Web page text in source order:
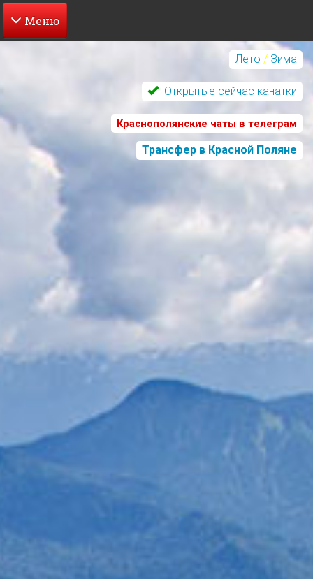
Перейти
содержанию
Лето / Зима
Открытые сейчас канатки
Краснополянские чаты в телеграм
Трансфер в Красной Поляне